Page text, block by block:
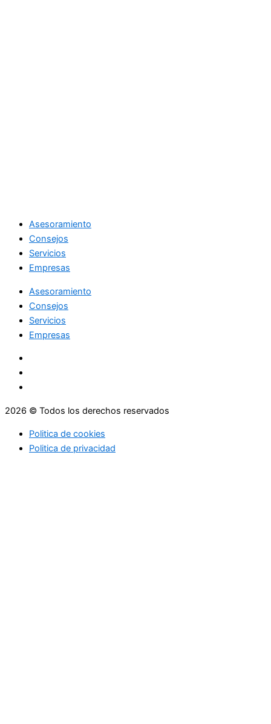
Asesoramiento
Consejos
Servicios
Empresas
Asesoramiento
Consejos
Servicios
Empresas
2026 © Todos los derechos reservados
Politica de cookies
Politica de privacidad